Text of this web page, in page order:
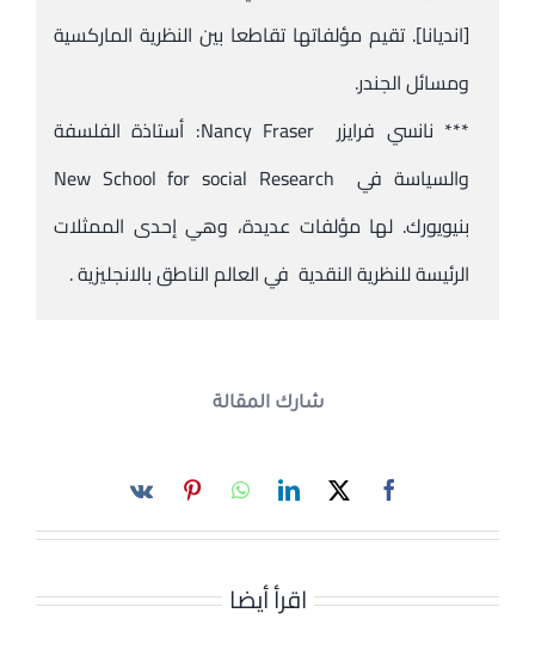
[انديانا]. تقيم مؤلفاتها تقاطعا بين النظرية الماركسية
ومسائل الجندر.
*** نانسي فرايزر Nancy Fraser: أستاذة الفلسفة
والسياسة في New School for social Research
بنيويورك. لها مؤلفات عديدة، وهي إحدى الممثلات
الرئيسة للنظرية النقدية في العالم الناطق بالانجليزية .
شارك المقالة
اقرأ أيضا